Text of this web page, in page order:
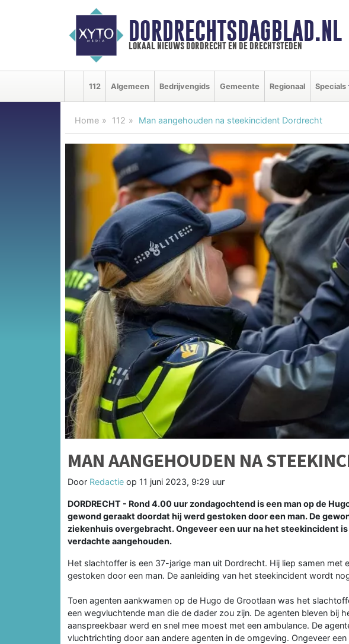
DORDRECHTSDAGBLAD.NL
lokaal nieuws dordrecht en de drechtsteden
112 Algemeen Bedrijvengids Gemeente Regionaal Specials
Home 112 Man aangehouden na steekincident Dordrecht
MAN AANGEHOUDEN NA
Door Redactie op 11 juni 2023, 9:29 uur
DORDRECHT - Rond 4.00 uur zondagochtend is een man op de
gewond geraakt doordat hij werd gestoken door een man. De
ziekenhuis overgebracht. Ongeveer een uur na het steekincident
verdachte aangehouden.
Het slachtoffer is een 37-jarige man uit Dordrecht. Hij liep samen met
gestoken door een man. De aanleiding van het steekincident wordt
Toen agenten aankwamen op de Hugo de Grootlaan was het
een wegvluchtende man die de dader zou zijn. De agenten bleven bij
aanspreekbaar werd en snel mee moest met een ambulance. De
vluchtrichting door aan andere agenten in de omgeving. Ongeveer